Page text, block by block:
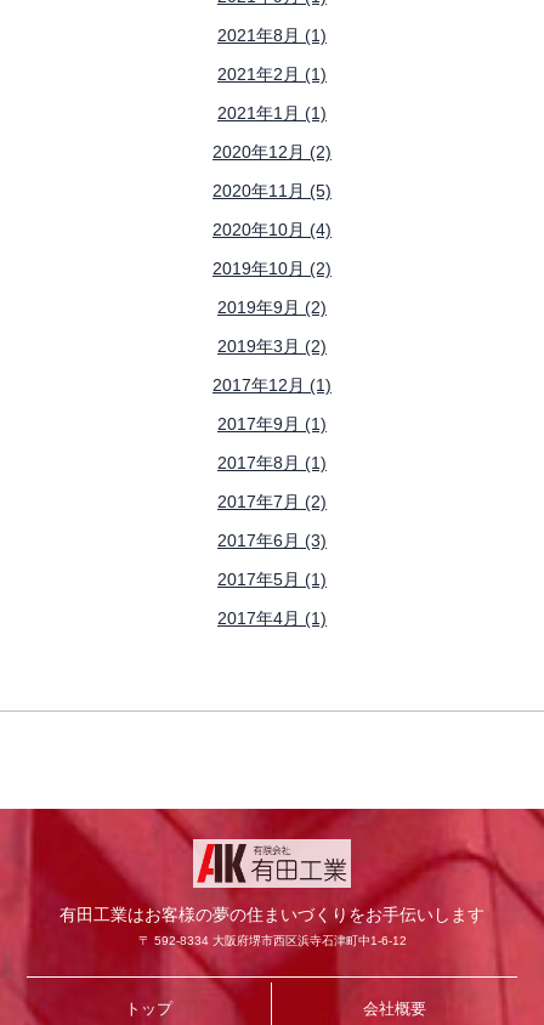
2021年8月 (1)
2021年2月 (1)
2021年1月 (1)
2020年12月 (2)
2020年11月 (5)
2020年10月 (4)
2019年10月 (2)
2019年9月 (2)
2019年3月 (2)
2017年12月 (1)
2017年9月 (1)
2017年8月 (1)
2017年7月 (2)
2017年6月 (3)
2017年5月 (1)
2017年4月 (1)
有田工業はお客様の夢の住まいづくりをお手伝いします
〒 592-8334 大阪府堺市西区浜寺石津町中1-6-12
トップ 会社概要